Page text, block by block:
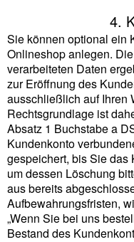
4.
Sie können optional ein
Onlineshop anlegen.
verarbeiteten Daten
zur Eröffnung des
ausschließlich auf Ihren
Rechtsgrundlage ist
Absatz 1 Buchstabe a
Kundenkonto
gespeichert, bis Sie das
um dessen Löschung
aus bereits
Aufbewahrungsfristen,
„Wenn Sie bei uns
Bestand des